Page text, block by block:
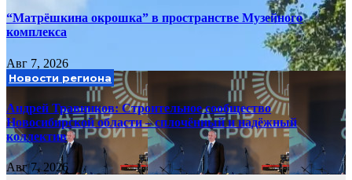
“Матрёшкина окрошка” в пространстве Музейного
комплекса
Авг 7, 2026
Новости региона
Андрей Травников: Строительное сообщество
Новосибирской области – сплочённый и надёжный
коллектив
Авг 7, 2026